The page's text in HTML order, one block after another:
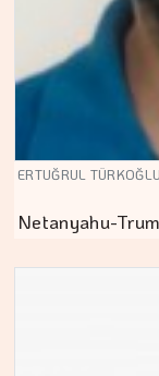
ERTUĞRUL TÜRKOĞLU
Netanyahu-